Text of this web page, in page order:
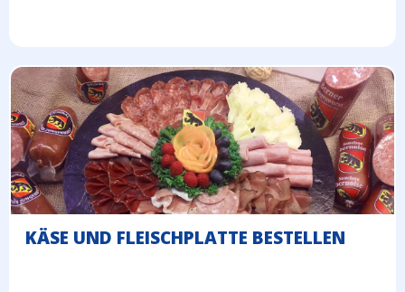
KÄSE UND FLEISCHPLATTE BESTELLEN